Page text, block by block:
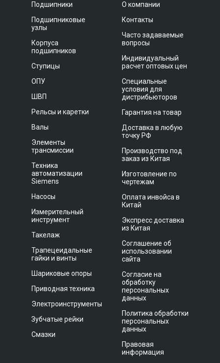
Подшипники
Подшипниковые
узлы
Корпуса
подшипников
Ступицы
ОПУ
ШВП
Рельсы и каретки
Валы
Элементы
трансмиссии
Техника
автоматизации
Siemens
Насосы
Измерительный
инструмент
Такелаж
Трапецеидальные
гайки и винты
Шариковые опоры
Приводная техника
Электроинструменты
Зубчатые рейки
Смазки
О компании
Контакты
Часто задаваемые
вопросы
Индивидуальный
расчет оптовых цен
Специальные
условия для
дистрибьюторов
Гарантия на товар
Доставка в любую
точку РФ
Производство под
заказ из Китая
Изготовление по
чертежам
Оплата инвойса в
Китай
Экспресс доставка
из Китая
Соглашение об
использовании
сайта
Согласие на
обработку
персональных
данных
Политика обработки
персональных
данных
Правовая
информация